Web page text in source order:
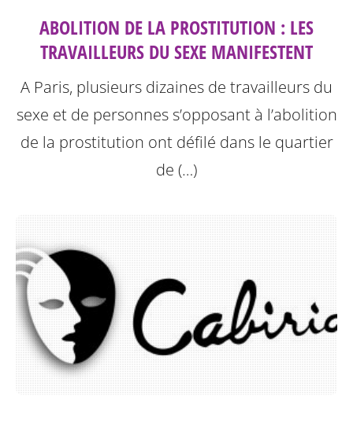
ABOLITION DE LA PROSTITUTION : LES
TRAVAILLEURS DU SEXE MANIFESTENT
A Paris, plusieurs dizaines de travailleurs du
sexe et de personnes s’opposant à l’abolition
de la prostitution ont défilé dans le quartier
de (…)